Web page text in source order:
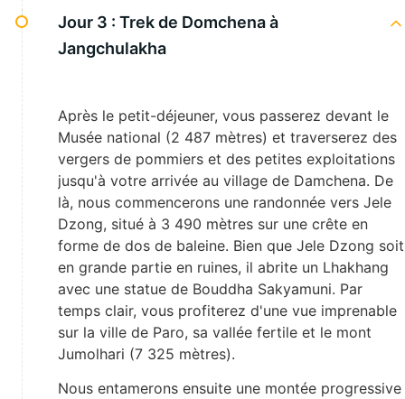
Jour 3 : Trek de Domchena à
Jangchulakha
Après le petit-déjeuner, vous passerez devant le
Musée national (2 487 mètres) et traverserez des
vergers de pommiers et des petites exploitations
jusqu'à votre arrivée au village de Damchena. De
là, nous commencerons une randonnée vers Jele
Dzong, situé à 3 490 mètres sur une crête en
forme de dos de baleine. Bien que Jele Dzong soit
en grande partie en ruines, il abrite un Lhakhang
avec une statue de Bouddha Sakyamuni. Par
temps clair, vous profiterez d'une vue imprenable
sur la ville de Paro, sa vallée fertile et le mont
Jumolhari (7 325 mètres).
Nous entamerons ensuite une montée progressive